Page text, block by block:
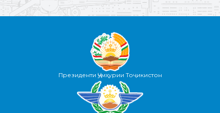
Президенти Ҷумҳурии Тоҷикистон